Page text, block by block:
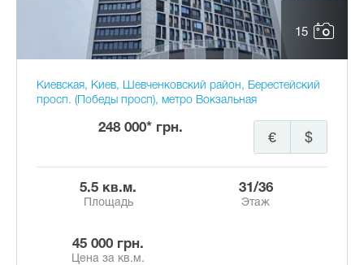
15
Киевская, Киев, Шевченковский район, Берестейский
просп. (Победы просп), метро Вокзальная
248 000* грн.
$
€
5.5 кв.м.
Площадь
31/36
Этаж
45 000 грн.
Цена за кв.м.